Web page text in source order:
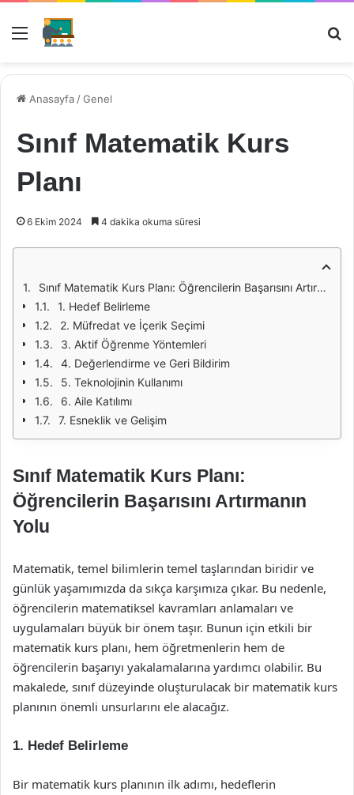
Menü
Anasayfa /Genel
Sınıf Matematik Kurs
Planı
6 Ekim 2024 4 dakika okuma süresi
Sınıf Matematik Kurs Planı: Öğrencilerin Başarısını Artırmanın Yolu
1. Hedef Belirleme
2. Müfredat ve İçerik Seçimi
3. Aktif Öğrenme Yöntemleri
4. Değerlendirme ve Geri Bildirim
5. Teknolojinin Kullanımı
6. Aile Katılımı
7. Esneklik ve Gelişim
Sınıf Matematik Kurs Planı:
Öğrencilerin Başarısını Artırmanın
Yolu
Matematik, temel bilimlerin temel taşlarından biridir ve
günlük yaşamımızda da sıkça karşımıza çıkar. Bu nedenle,
öğrencilerin matematiksel kavramları anlamaları ve
uygulamaları büyük bir önem taşır. Bunun için etkili bir
matematik kurs planı, hem öğretmenlerin hem de
öğrencilerin başarıyı yakalamalarına yardımcı olabilir. Bu
makalede, sınıf düzeyinde oluşturulacak bir matematik kurs
planının önemli unsurlarını ele alacağız.
1. Hedef Belirleme
Bir matematik kurs planının ilk adımı, hedeflerin